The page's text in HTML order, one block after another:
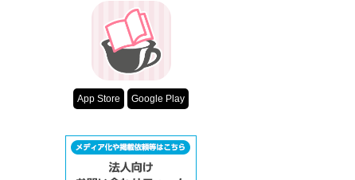
App Store Google Play